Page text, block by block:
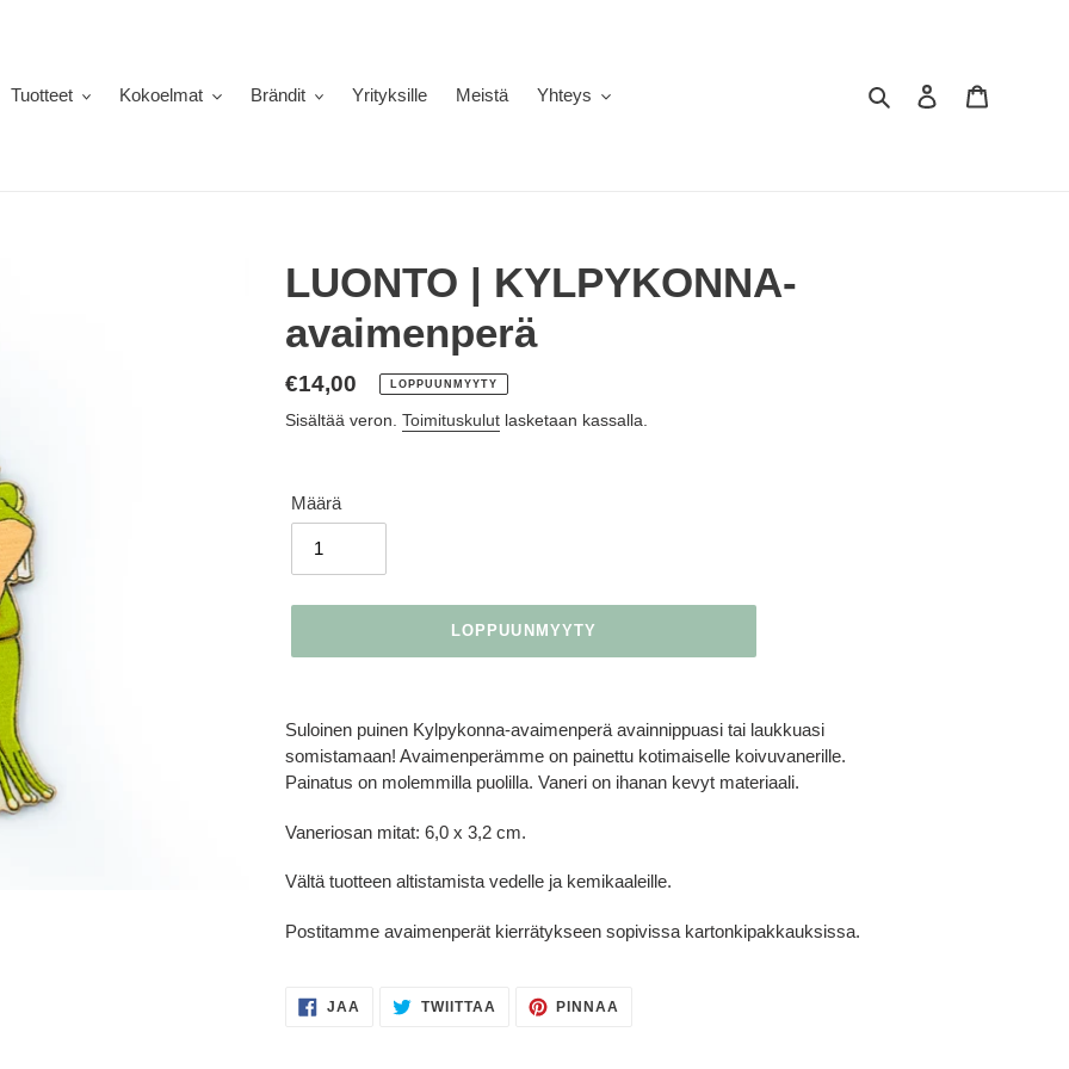
Tuotteet Kokoelmat Brändit Yrityksille Meistä Yhteys Hae Kirjaudu sisään
LUONTO | KYLPYKONNA-
avaimenperä
Normaalihinta
€14,00 LOPPUUNMYYTY
Sisältää veron. Toimituskulut lasketaan kassalla.
Määrä
LOPPUUNMYYTY
lisääminen
ostoskoriin
Suloinen puinen Kylpykonna-avaimenperä avainnippuasi tai laukkuasi
somistamaan! Avaimenperämme on painettu kotimaiselle koivuvanerille.
Painatus on molemmilla puolilla. Vaneri on ihanan kevyt materiaali.
Vaneriosan mitat: 6,0 x 3,2 cm.
Vältä tuotteen altistamista vedelle ja kemikaaleille.
Postitamme avaimenperät kierrätykseen sopivissa kartonkipakkauksissa.
JAA
FACEBOOKISSA
TWIITTAA TWIITTAA
TWITTERISSÄ
PINNAA